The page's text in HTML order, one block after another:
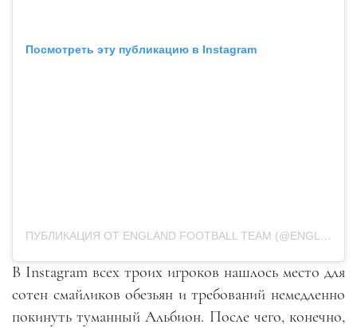
Посмотреть эту публикацию в Instagram
ПУБЛИКАЦИЯ ОТ ENGLAND FOOTBALL TEAM (@ENGLAND)
В Instagram всех троих игроков нашлось место для
сотен смайликов обезьян и требований немедленно
покинуть туманный Альбион. После чего, конечно,